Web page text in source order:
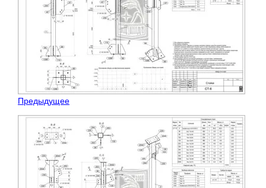
Предыдущее